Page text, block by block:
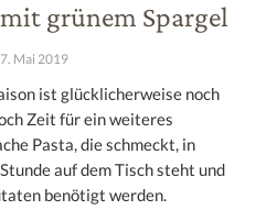
grünem Spargel
Mai 2019
ist glücklicherweise noch
Zeit für ein weiteres
Pasta, die schmeckt, in
auf dem Tisch steht und
benötigt werden.